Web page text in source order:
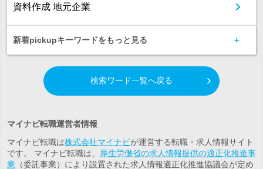
資料作成 地元企業
新着pickupキーワードをもっと見る
検索ワード一覧へ戻る
マイナビ転職運営者情報
マイナビ転職は株式会社マイナビが運営する転職・求人情報サイト
です。 マイナビ転職は、
厚生労働省の求人情報提供の適正化推進事
業 （委託事業）により設置された求人情報適正化推進協議会が定め